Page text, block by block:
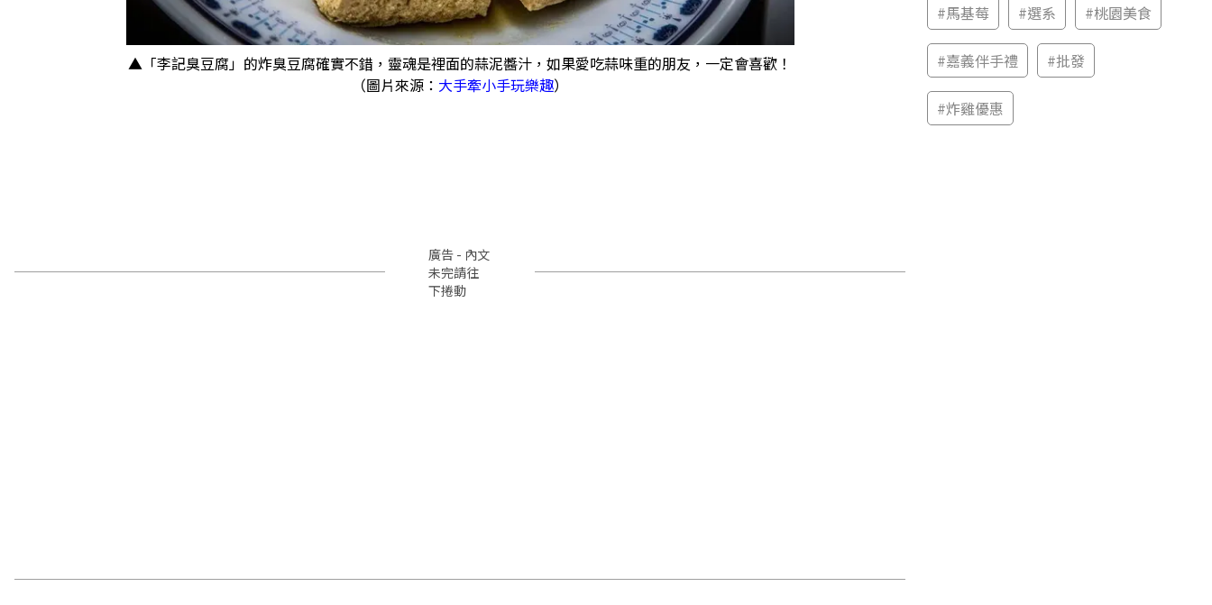
▲「李記臭豆腐」的炸臭豆腐確實不錯，靈魂是裡面的蒜泥醬汁，如果愛吃蒜味重的朋友，一定會喜歡！
（圖片來源： 大手牽小手玩樂趣）
廣告 - 內文
未完請往
下捲動
#馬基莓 #選系 #桃園美食
#嘉義伴手禮 #批發
#炸雞優惠